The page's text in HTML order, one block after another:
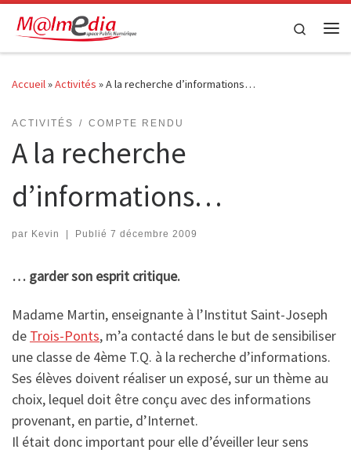
Passer au contenu
Search
Accueil»Activités »A la recherche d’informations…
ACTIVITÉS COMPTE RENDU
A la recherche
d’informations…
par Kevin | Publié 7 décembre 2009
… garder son esprit critique.
Madame Martin, enseignante à l’Institut Saint-Joseph
de Trois-Ponts, m’a contacté dans le but de sensibiliser
une classe de 4ème T.Q. à la recherche d’informations.
Ses élèves doivent réaliser un exposé, sur un thème au
choix, lequel doit être conçu avec des informations
provenant, en partie, d’Internet.
Il était donc important pour elle d’éveiller leur sens